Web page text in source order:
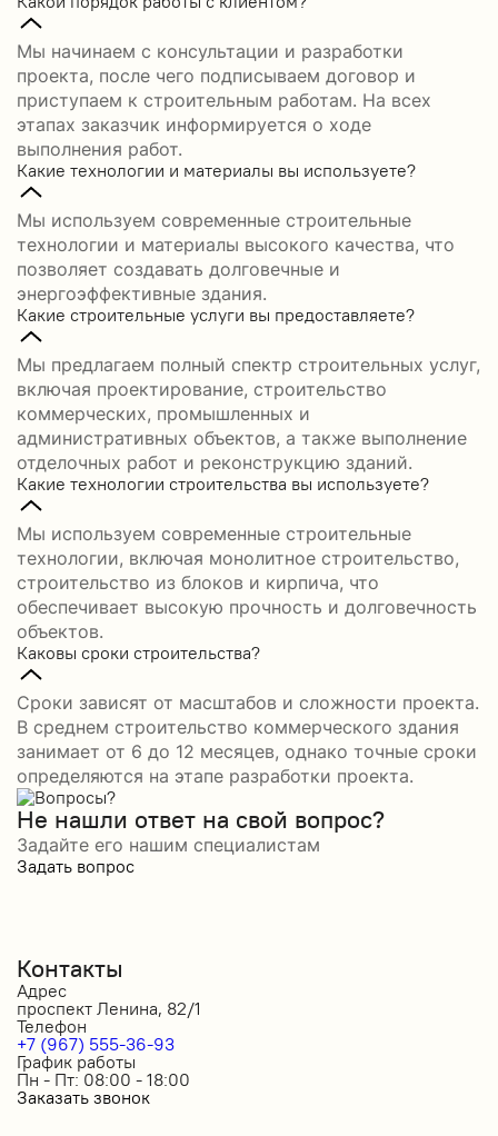
Мы начинаем с консультации и разработки
проекта, после чего подписываем договор и
приступаем к строительным работам. На всех
этапах заказчик информируется о ходе
выполнения работ.
Какие технологии и материалы вы используете?
Мы используем современные строительные
технологии и материалы высокого качества, что
позволяет создавать долговечные и
энергоэффективные здания.
Какие строительные услуги вы предоставляете?
Мы предлагаем полный спектр строительных услуг,
включая проектирование, строительство
коммерческих, промышленных и
административных объектов, а также выполнение
отделочных работ и реконструкцию зданий.
Какие технологии строительства вы используете?
Мы используем современные строительные
технологии, включая монолитное строительство,
строительство из блоков и кирпича, что
обеспечивает высокую прочность и долговечность
объектов.
Каковы сроки строительства?
Сроки зависят от масштабов и сложности проекта.
В среднем строительство коммерческого здания
занимает от 6 до 12 месяцев, однако точные сроки
определяются на этапе разработки проекта.
Не нашли ответ на свой вопрос?
Задайте его нашим специалистам
Задать вопрос
Контакты
Адрес
проспект Ленина, 82/1
Телефон
+7 (967) 555-36-93
График работы
Пн - Пт: 08:00 - 18:00
Заказать звонок